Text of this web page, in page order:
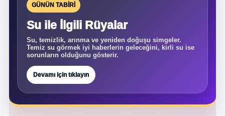
GÜNÜN TABIRI
Su ile İlgili Rüyalar
Su, temizlik, arınma ve yeniden doğuşu simgeler.
Temiz su görmek iyi haberlerin geleceğini, kirli su ise
sorunların olduğunu gösterir.
Devamı için tıklayın